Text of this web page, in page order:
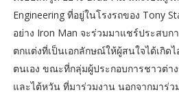
Engineering ที่อยู่ในโรงรถของ Tony
อย่าง Iron Man จะร่วมมาแชร์ประสบก
ตกแต่งที่เป็นเอกลักษณ์ให้ผู้สนใจได้เกิด
ตนเอง ขณะที่กลุ่มผู้ประกอบการชาวต่า
และไต้หวัน ที่มาร่วมงาน นอกจากมาร่